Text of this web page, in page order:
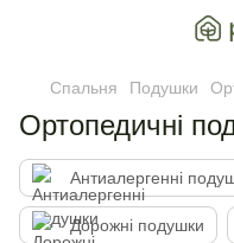
Спальня Подушки
Ортопедичні
Антиалергенні
Дорожні подушки